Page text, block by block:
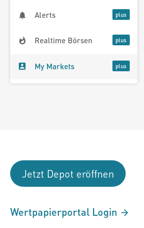
Alerts
Realtime Börsen
My Markets
Jetzt Depot eröffnen
Wertpapierportal Login